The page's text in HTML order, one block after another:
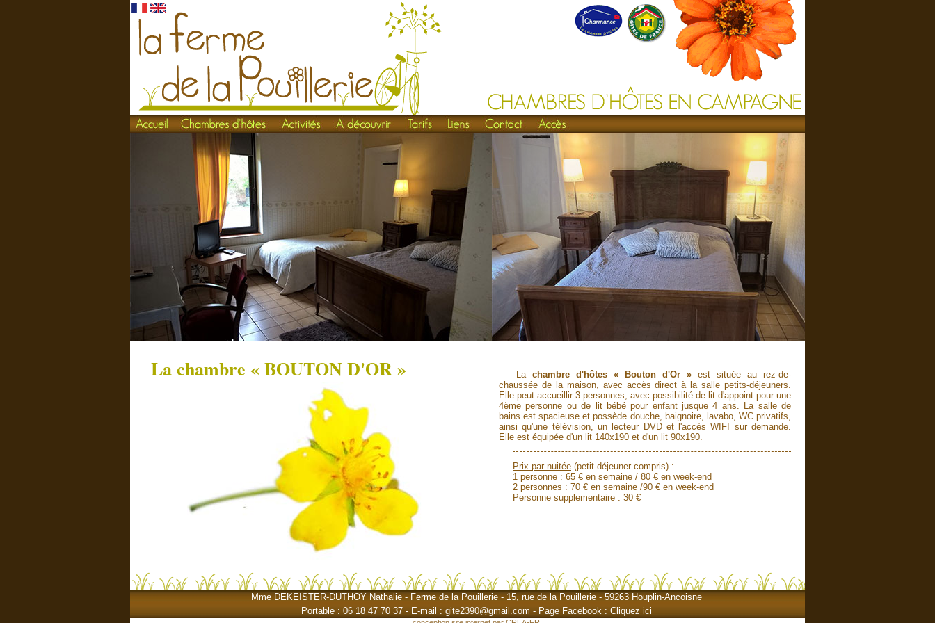
La chambre « BOUTON D'OR » La chambre d'hôtes « Bouton d'Or » est située au rez-de-
chaussée de la maison, avec accès direct à la salle petits-déjeuners.
Elle peut accueillir 3 personnes, avec possibilité de lit d'appoint pour une
4ème personne ou de lit bébé pour enfant jusque 4 ans. La salle de
bains est spacieuse et possède douche, baignoire, lavabo, WC privatifs,
ainsi qu'une télévision, un lecteur DVD et l'accès WIFI sur demande.
Elle est équipée d'un lit 140x190 et d'un lit 90x190.
Prix par nuitée (petit-déjeuner compris) :
1 personne : 65 € en semaine / 80 € en week-end
2 personnes : 70 € en semaine /90 € en week-end
Personne supplementaire : 30 €
Mme DEKEISTER-DUTHOY Nathalie - Ferme de la Pouillerie - 15, rue de la Pouillerie - 59263 Houplin-Ancoisne
Portable : 06 18 47 70 37 - E-mail : gite2390@gmail.com - Page Facebook : Cliquez ici